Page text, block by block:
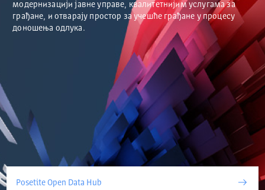
модернизацији јавне управе, квалитетнијим услугама за
грађане, и отварају простор за учешће грађане у процесу
доношења одлука.
Posetite Open Data Hub